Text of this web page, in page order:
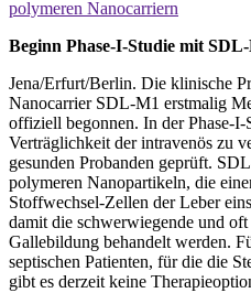
polymeren Nanocarriern
Beginn Phase-I-Studie mit
Jena/Erfurt/Berlin. Die klinische
Nanocarrier SDL-M1 erstmalig
offiziell begonnen. In der Phase-
Verträglichkeit der intravenös zu
gesunden Probanden geprüft.
polymeren Nanopartikeln, die
Stoffwechsel-Zellen der Leber
damit die schwerwiegende und
Gallebildung behandelt werden.
septischen Patienten, für die die
gibt es derzeit keine